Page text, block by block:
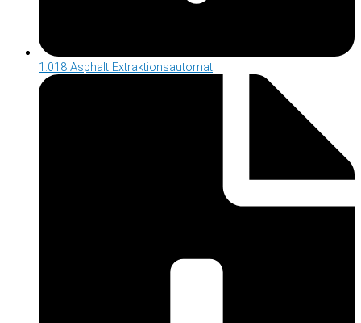
1.018 Asphalt Extraktionsautomat